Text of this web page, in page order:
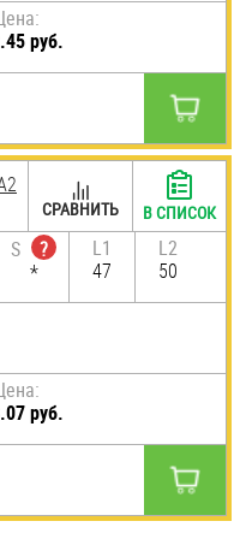
руб.
S
?
*
L1
47
L2
50
руб.
СРАВНИТЬ В СПИСОК